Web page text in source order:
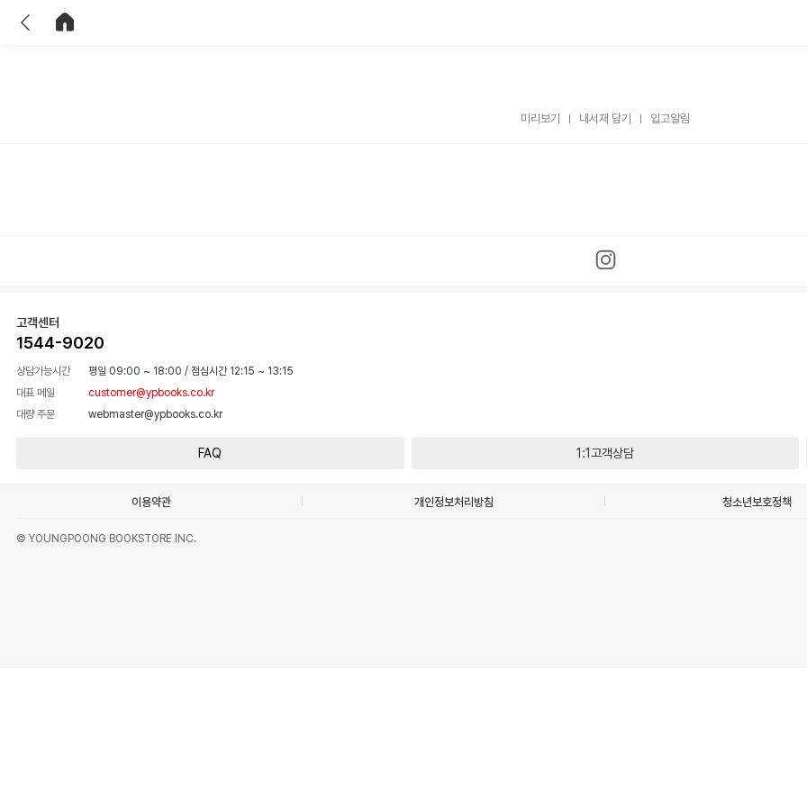
미리보기 내서재 담기 입고알림
고객센터
1544-9020
상담가능시간 평일 09:00 ~ 18:00 / 점심시간 12:15 ~ 13:15
대표 메일
customer@ypbooks.co.kr
대량 주문
webmaster@ypbooks.co.kr
FAQ 1:1고객상담
이용약관 개인정보처리방침 청소년보호정책
© YOUNGPOONG BOOKSTORE INC.